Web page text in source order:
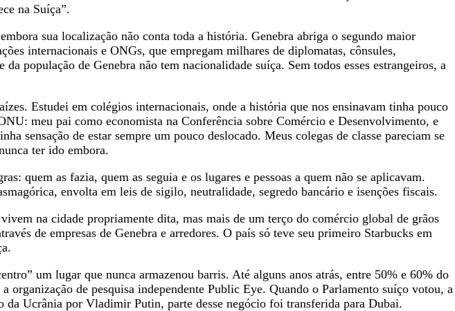
na Suíça”.
sua localização não conta toda a história. Genebra abriga o segundo maior
internacionais e ONGs, que empregam milhares de diplomatas, cônsules,
população de Genebra não tem nacionalidade suíça. Sem todos esses estrangeiros, a
Estudei em colégios internacionais, onde a história que nos ensinavam tinha pouco
meu pai como economista na Conferência sobre Comércio e Desenvolvimento, e
sensação de estar sempre um pouco deslocado. Meus colegas de classe pareciam se
ter ido embora.
quem as fazia, quem as seguia e os lugares e pessoas a quem não se aplicavam.
envolta em leis de sigilo, neutralidade, segredo bancário e isenções fiscais.
na cidade propriamente dita, mas mais de um terço do comércio global de grãos
de empresas de Genebra e arredores. O país só teve seu primeiro Starbucks em
um lugar que nunca armazenou barris. Até alguns anos atrás, entre 50% e 60% do
de pesquisa independente Public Eye. Quando o Parlamento suíço votou, a
da Ucrânia por Vladimir Putin, parte desse negócio foi transferida para Dubai.